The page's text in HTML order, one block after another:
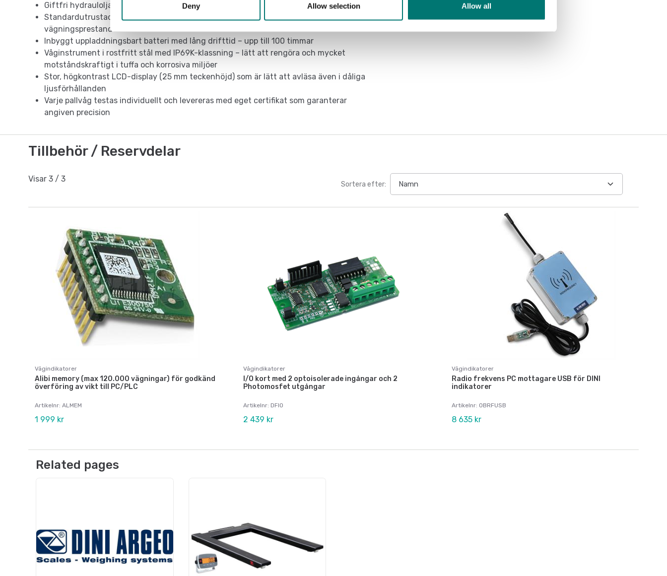
Deny Allow selection Allow all
Giftfri hydraulolja, godkänd för livsmedelsindustrin
Standardutrustad med 4 rostfria lastceller från Dini Argeo, IP69K-klassade, för hög
vägningsprestanda
Inbyggt uppladdningsbart batteri med lång drifttid – upp till 100 timmar
Våginstrument i rostfritt stål med IP69K-klassning – lätt att rengöra och mycket
motståndskraftigt i tuffa och korrosiva miljöer
Stor, högkontrast LCD-display (25 mm teckenhöjd) som är lätt att avläsa även i dåliga
ljusförhållanden
Varje pallvåg testas individuellt och levereras med eget certifikat som garanterar
angiven precision
Tillbehör / Reservdelar
Visar 3 / 3
Sortera efter:
Vågindikatorer
Alibi memory (max 120.000 vägningar) för godkänd
överföring av vikt till PC/PLC
Artikelnr: ALMEM
1 999 kr
Vågindikatorer
I/O kort med 2 optoisolerade ingångar och 2
Photomosfet utgångar
Artikelnr: DFIO
2 439 kr
Vågindikatorer
Radio frekvens PC mottagare USB för DINI
indikatorer
Artikelnr: OBRFUSB
8 635 kr
Related pages